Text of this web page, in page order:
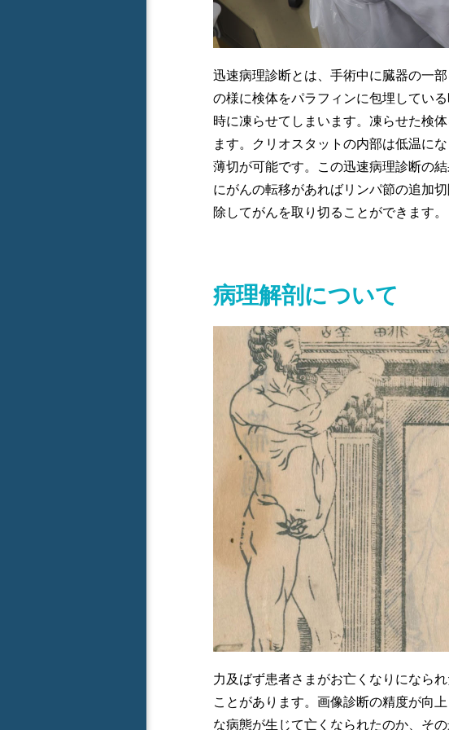
迅速病理診断とは、手術中に臓器の一
の様に検体をパラフィンに包埋してい
時に凍らせてしまいます。凍らせた検
ます。クリオスタットの内部は低温に
薄切が可能です。この迅速病理診断の
にがんの転移があればリンパ節の追加
除してがんを取り切ることができます。
病理解剖について
力及ばず患者さまがお亡くなりになら
ことがあります。画像診断の精度が向
な病態が生じて亡くなられたのか、そ